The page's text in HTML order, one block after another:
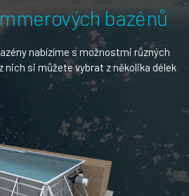
bazénů
nabízíme s možnostmi různých
nich si můžete vybrat z několika délek